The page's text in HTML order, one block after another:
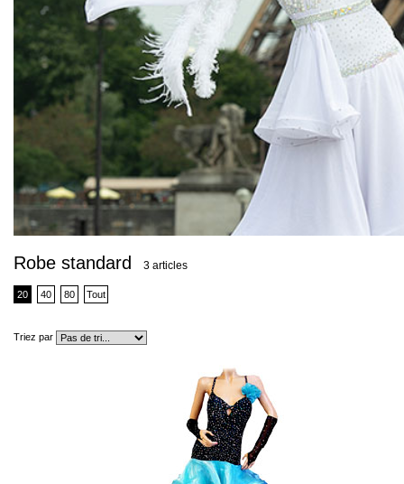
Robe standard 3 articles
Triez par
20 40 80 Tout